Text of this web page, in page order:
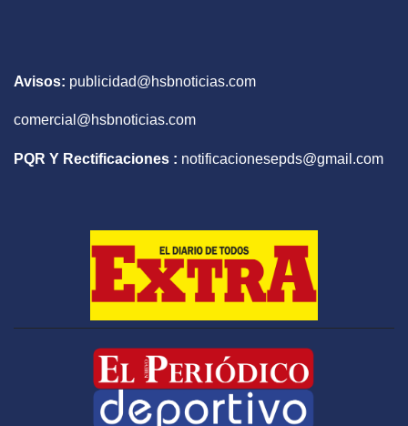
Avisos: publicidad@hsbnoticias.com
comercial@hsbnoticias.com
PQR Y Rectificaciones : notificacionesepds@gmail.com